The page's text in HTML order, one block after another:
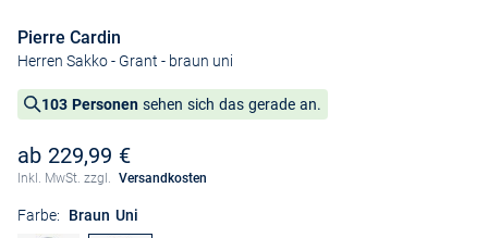
Pierre Cardin
Herren Sakko - Grant - braun uni
103 Personen sehen sich das gerade an.
ab 229,99 €
Inkl. MwSt. zzgl. Versandkosten
Farbe: Braun Uni